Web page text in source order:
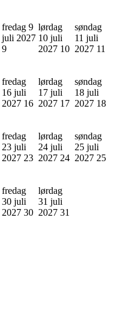
fredag 9
juli 2027
9
lørdag
10 juli
2027 10
søndag
11 juli
2027 11
fredag
16 juli
2027 16
lørdag
17 juli
2027 17
søndag
18 juli
2027 18
fredag
23 juli
2027 23
lørdag
24 juli
2027 24
søndag
25 juli
2027 25
fredag
30 juli
2027 30
lørdag
31 juli
2027 31